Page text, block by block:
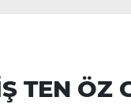
TEN ÖZ